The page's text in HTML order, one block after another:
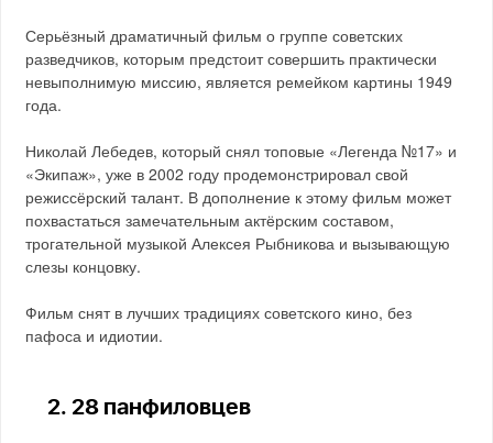
Серьёзный драматичный фильм о группе советских
разведчиков, которым предстоит совершить практически
невыполнимую миссию, является ремейком картины 1949
года.
Николай Лебедев, который снял топовые «Легенда №17» и
«Экипаж», уже в 2002 году продемонстрировал свой
режиссёрский талант. В дополнение к этому фильм может
похвастаться замечательным актёрским составом,
трогательной музыкой Алексея Рыбникова и вызывающую
слезы концовку.
Фильм снят в лучших традициях советского кино, без
пафоса и идиотии.
2. 28 панфиловцев